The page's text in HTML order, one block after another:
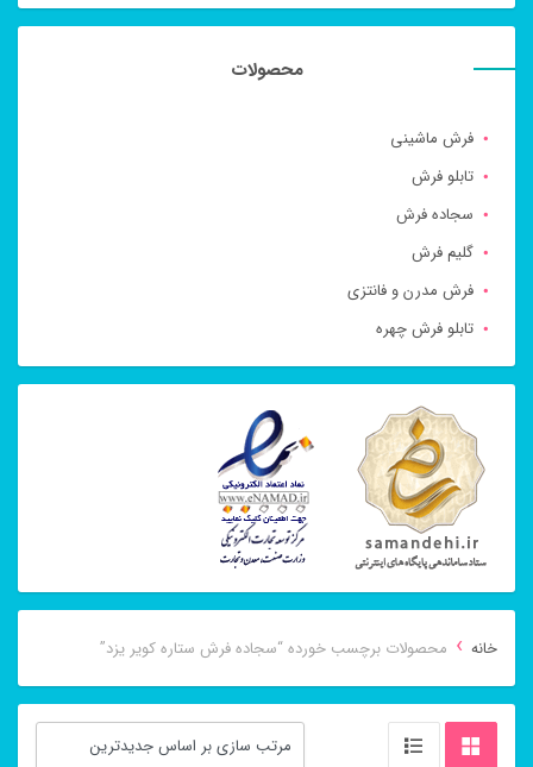
محصولات
فرش ماشینی
تابلو فرش
سجاده فرش
گلیم فرش
فرش مدرن و فانتزی
تابلو فرش چهره
خانه › محصولات برچسب خورده “سجاده فرش ستاره کویر یزد”